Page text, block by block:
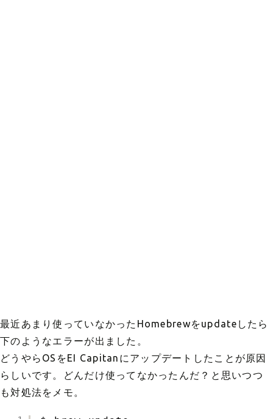
最近あまり使っていなかったHomebrewをupdateしたら
下のようなエラーが出ました。
どうやらOSをEI Capitanにアップデートしたことが原因
らしいです。どんだけ使ってなかったんだ？と思いつつ
も対処法をメモ。